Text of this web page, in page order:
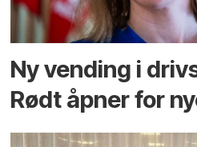
Ny vending i
Rødt åpner for